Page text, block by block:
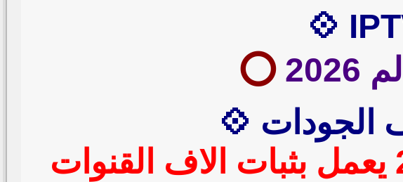
⭕️
الجودات 💠
اكستريم لمشاهده كاس العالم 2026 يعمل بثبات الاف القنوات